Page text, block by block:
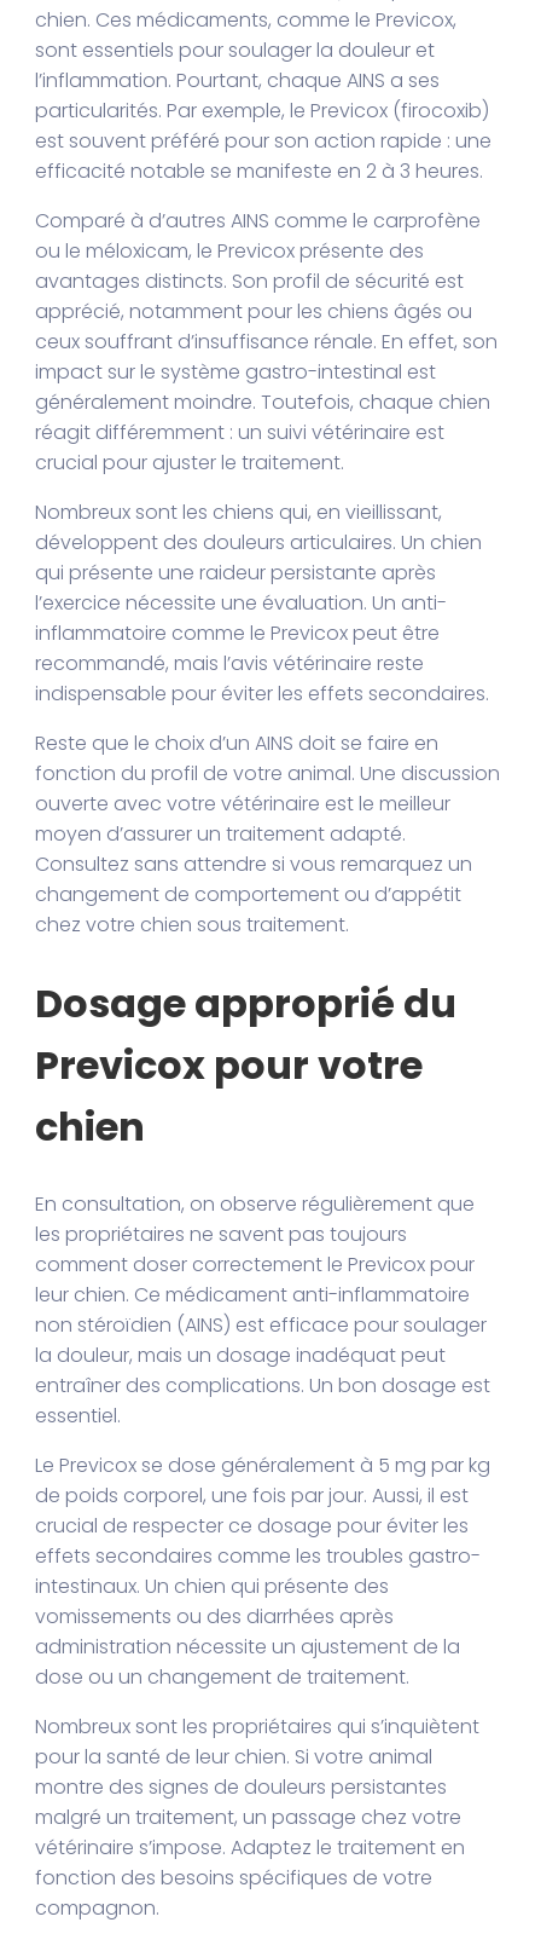
chien. Ces médicaments, comme le Previcox,
sont essentiels pour soulager la douleur et
l’inflammation. Pourtant, chaque AINS a ses
particularités. Par exemple, le Previcox (firocoxib)
est souvent préféré pour son action rapide : une
efficacité notable se manifeste en 2 à 3 heures.
Comparé à d’autres AINS comme le carprofène
ou le méloxicam, le Previcox présente des
avantages distincts. Son profil de sécurité est
apprécié, notamment pour les chiens âgés ou
ceux souffrant d’insuffisance rénale. En effet, son
impact sur le système gastro-intestinal est
généralement moindre. Toutefois, chaque chien
réagit différemment : un suivi vétérinaire est
crucial pour ajuster le traitement.
Nombreux sont les chiens qui, en vieillissant,
développent des douleurs articulaires. Un chien
qui présente une raideur persistante après
l’exercice nécessite une évaluation. Un anti-
inflammatoire comme le Previcox peut être
recommandé, mais l’avis vétérinaire reste
indispensable pour éviter les effets secondaires.
Reste que le choix d’un AINS doit se faire en
fonction du profil de votre animal. Une discussion
ouverte avec votre vétérinaire est le meilleur
moyen d’assurer un traitement adapté.
Consultez sans attendre si vous remarquez un
changement de comportement ou d’appétit
chez votre chien sous traitement.
Dosage approprié du
Previcox pour votre
chien
En consultation, on observe régulièrement que
les propriétaires ne savent pas toujours
comment doser correctement le Previcox pour
leur chien. Ce médicament anti-inflammatoire
non stéroïdien (AINS) est efficace pour soulager
la douleur, mais un dosage inadéquat peut
entraîner des complications. Un bon dosage est
essentiel.
Le Previcox se dose généralement à 5 mg par kg
de poids corporel, une fois par jour. Aussi, il est
crucial de respecter ce dosage pour éviter les
effets secondaires comme les troubles gastro-
intestinaux. Un chien qui présente des
vomissements ou des diarrhées après
administration nécessite un ajustement de la
dose ou un changement de traitement.
Nombreux sont les propriétaires qui s’inquiètent
pour la santé de leur chien. Si votre animal
montre des signes de douleurs persistantes
malgré un traitement, un passage chez votre
vétérinaire s’impose. Adaptez le traitement en
fonction des besoins spécifiques de votre
compagnon.